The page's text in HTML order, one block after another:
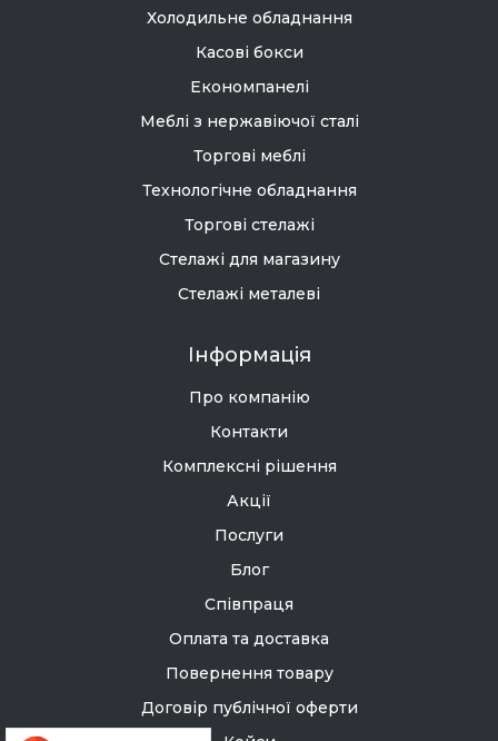
Холодильне обладнання
Касові бокси
Економпанелі
Меблі з нержавіючої сталі
Торгові меблі
Технологічне обладнання
Торгові стелажі
Стелажі для магазину
Стелажі металеві
Інформація
Про компанію
Контакти
Комплексні рішення
Акції
Послуги
Блог
Співпраця
Оплата та доставка
Повернення товару
Договір публічної оферти